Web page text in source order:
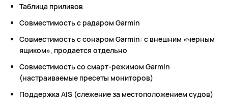
Таблица приливов
Совместимость с радаром Garmin
Совместимость с сонаром Garmin: с внешним «черным
ящиком», продается отдельно
Совместимость со смарт-режимом Garmin
(настраиваемые пресеты мониторов)
Поддержка AIS (слежение за местоположением судов)